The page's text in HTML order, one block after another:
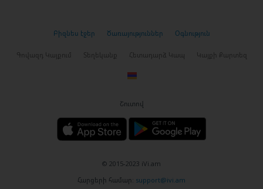
Բիզնես էջեր Ծառայություններ Օգնություն
Գովազդ Կայքում Տեղեկանք Հետադարձ Կապ Կայքի Քարտեզ
Շուտով
© 2015-2023 iVi.am
Հարցերի համար: support@ivi.am